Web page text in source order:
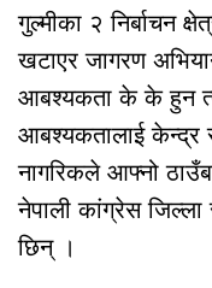
गुल्मीका २ निर्बाचन
खटाएर जागरण
आबश्यकता के के हुन
आबश्यकतालाई केन्द्र
नागरिकले आफ्नो
नेपाली कांग्रेस
छिन् ।